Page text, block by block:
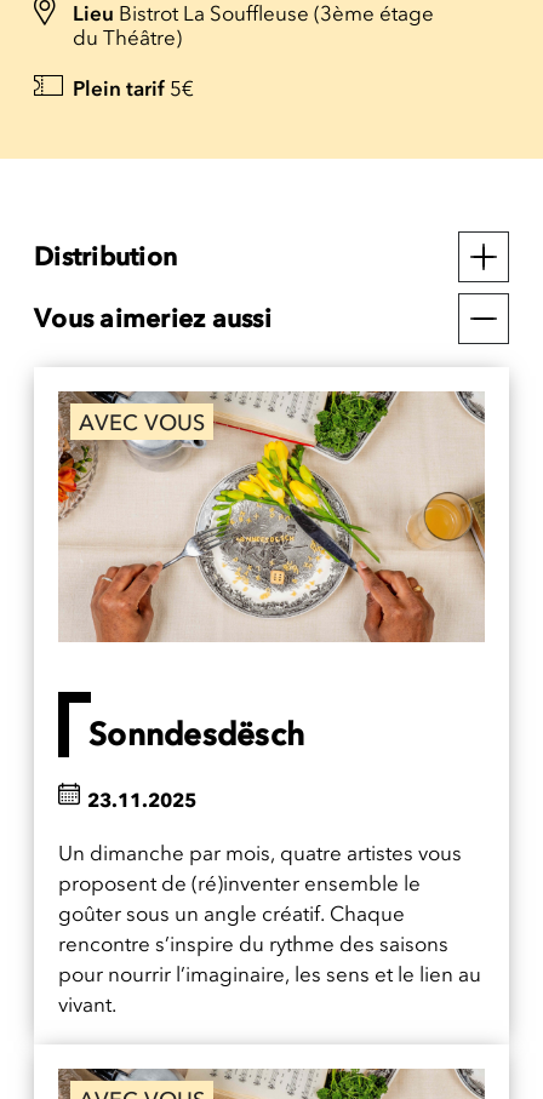
Lieu Bistrot La Souffleuse (3ème étage
du Théâtre)
Plein tarif 5€
Distribution
Vous aimeriez aussi
AVEC VOUS
Sonndesdësch
Un dimanche par mois, quatre artistes vous
proposent de (ré)inventer ensemble le
goûter sous un angle créatif. Chaque
rencontre s’inspire du rythme des saisons
pour nourrir l’imaginaire, les sens et le lien au
vivant.
23.11.2025